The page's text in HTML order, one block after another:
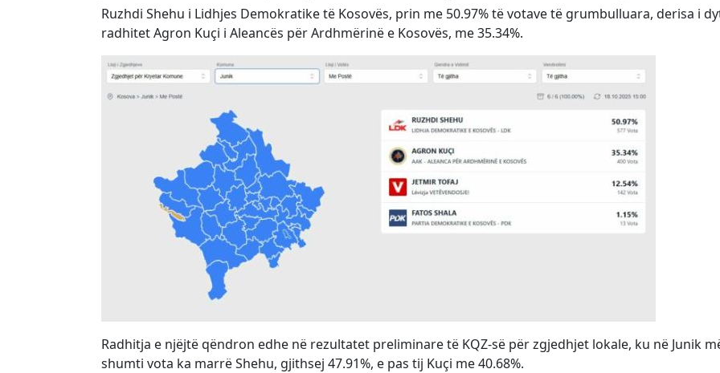
Ruzhdi Shehu i Lidhjes Demokratike të Kosovës, prin me 50.97% të votave të grumbulluara, derisa i
radhitet Agron Kuçi i Aleancës për Ardhmërinë e Kosovës, me 35.34%.
Radhitja e njëjtë qëndron edhe në rezultatet preliminare të KQZ-së për zgjedhjet lokale, ku në Junik
shumti vota ka marrë Shehu, gjithsej 47.91%, e pas tij Kuçi me 40.68%.